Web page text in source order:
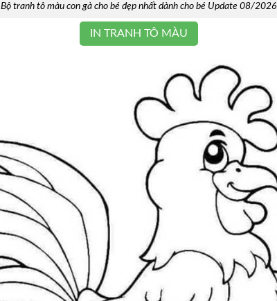
Bộ tranh tô màu con gà cho bé đẹp nhất dành cho bé Update 08/2026
IN TRANH TÔ MÀU